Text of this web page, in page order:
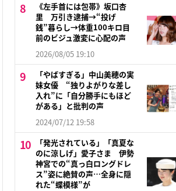
《左手首には包帯》坂口杏
里 万引き逮捕→“投げ
銭”暮らし→体重100キロ目
前のビジュ激変に心配の声
2026/08/05 19:10
「やばすぎる」中山美穂の実
妹女優 “独りよがりな差し
入れ”に「自分勝手にもほど
がある」と批判の声
2024/07/12 19:58
「発光されている」「真夏な
のに涼しげ」愛子さま 伊勢
神宮での“真っ白ロングドレ
ス”姿に絶賛の声…全身に隠
れた“蝶模様”が